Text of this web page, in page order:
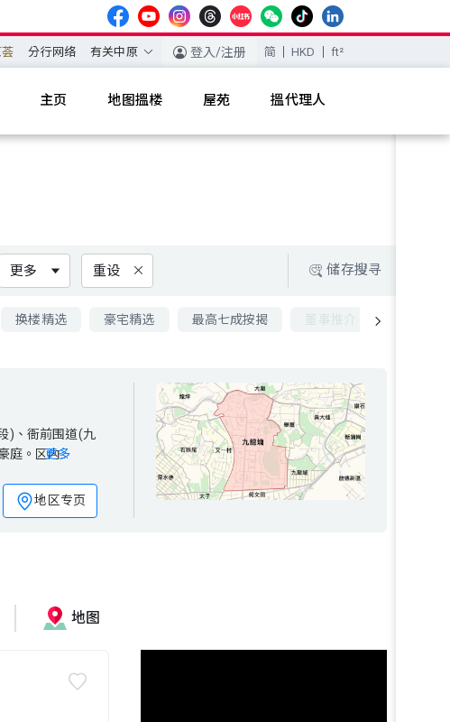
分行网络 有关中原 登入/注册 简 HKD ft²
主页 地图搵楼 屋苑 搵代理人
更多 重设 储存搜寻
换楼精选 豪宅精选 最高七成按揭
)、衙前围道(九
。区内家庭
前围道(九
庭。区内
更多
地区专页
地图